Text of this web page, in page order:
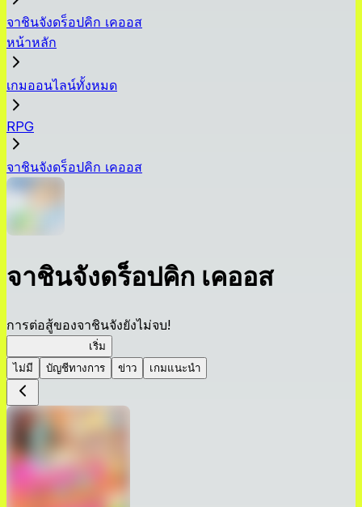
จาชินจังดร็อปคิก เคออส
หน้าหลัก
เกมออนไลน์ทั้งหมด
RPG
จาชินจังดร็อปคิก เคออส
จาชินจังดร็อปคิก เคออส
การต่อสู้ของจาชินจังยังไม่จบ!
เริ่ม
ไม่มี
บัญชีทางการ ข่าว เกมแนะนำ